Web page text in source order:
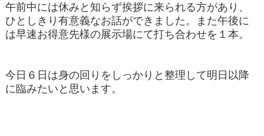
午前中には休みと知らず挨拶に来られる方があり、
ひとしきり有意義なお話ができました。また午後に
は早速お得意先様の展示場にて打ち合わせを１本。
今日６日は身の回りをしっかりと整理して明日以降
に臨みたいと思います。